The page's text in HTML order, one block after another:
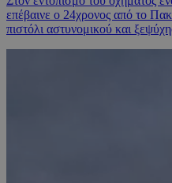
επέβαινε ο 24χρονος από το
πιστόλι αστυνομικού και